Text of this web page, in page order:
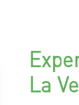
La